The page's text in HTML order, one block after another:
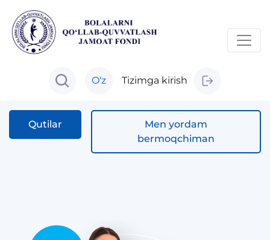
O‘z Tizimga kirish
Qutilar
Men yordam
bermoqchiman